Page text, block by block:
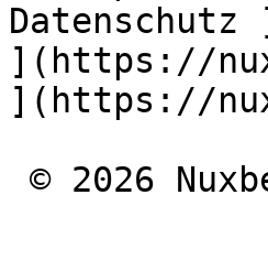
](https://
](https://